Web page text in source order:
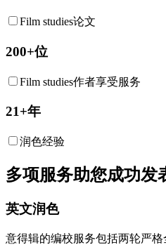
Film studies论文
200+位
Film studies作者享受服务
21+年
润色经验
多项服务助您成功发
英文润色
意得辑的编校服务包括两轮严